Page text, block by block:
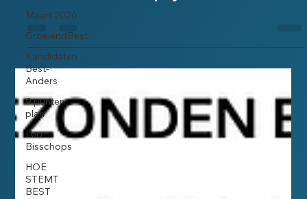
Maart 2026
GroeiendBest
Kandidaten
Best-
Anders
9 punten
plan
Leo
Bisschops
HOE
STEMT
BEST